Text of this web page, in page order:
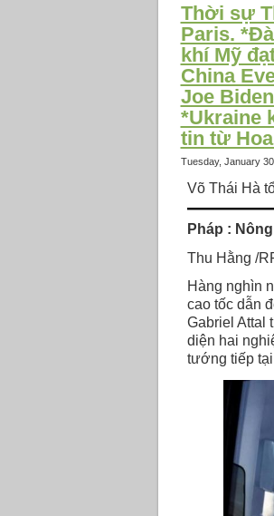
Thời sự
Paris.
khí Mỹ
China
Joe
*Ukraine
tin từ
Tuesday, January
Võ Thái Hà
Pháp :
Thu Hằng /
Hàng nghìn
cao tốc dẫn
Gabriel Attal
diện hai
tướng tiếp